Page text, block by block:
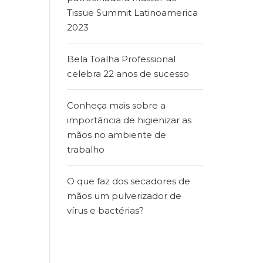
Tissue Summit Latinoamerica
2023
Bela Toalha Professional
celebra 22 anos de sucesso
Conheça mais sobre a
importância de higienizar as
mãos no ambiente de
trabalho
O que faz dos secadores de
mãos um pulverizador de
vírus e bactérias?